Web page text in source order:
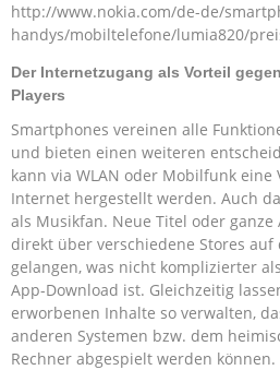
http://www.nokia.com/de-de/
handys/mobiltelefone/lumia820/
Der Internetzugang als Vorteil
Players
Smartphones vereinen alle
und bieten einen weiteren
kann via WLAN oder Mobilfunk eine
Internet hergestellt werden. Auch
als Musikfan. Neue Titel oder ganze
direkt über verschiedene Stores auf
gelangen, was nicht komplizierter
App-Download ist. Gleichzeitig
erworbenen Inhalte so verwalten,
anderen Systemen bzw. dem
Rechner abgespielt werden können.